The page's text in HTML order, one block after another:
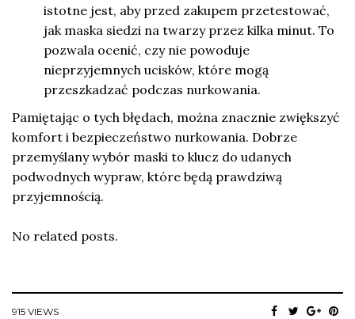
istotne jest, aby przed zakupem przetestować,
jak maska siedzi na twarzy przez kilka minut. To
pozwala ocenić, czy nie powoduje
nieprzyjemnych ucisków, które mogą
przeszkadzać podczas nurkowania.
Pamiętając o tych błędach, można znacznie zwiększyć
komfort i bezpieczeństwo nurkowania. Dobrze
przemyślany wybór maski to klucz do udanych
podwodnych wypraw, które będą prawdziwą
przyjemnością.
No related posts.
915 VIEWS